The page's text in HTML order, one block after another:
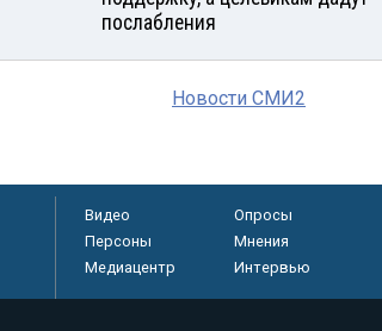
послабления
Новости СМИ2
Видео Опросы
Персоны
Мнения
Медиацентр
Интервью